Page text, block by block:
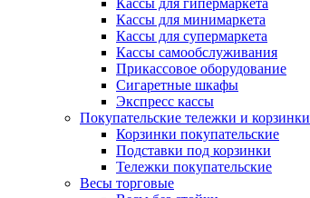
Кассы для гипермаркета
Кассы для минимаркета
Кассы для супермаркета
Кассы самообслуживания
Прикассовое оборудование
Сигаретные шкафы
Экспресс кассы
Покупательские тележки и корзинки
Корзинки покупательские
Подставки под корзинки
Тележки покупательские
Весы торговые